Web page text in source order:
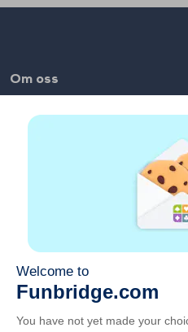
Om oss
Jobb
Länkar till våra samarbetspartners
Allmänna villkor